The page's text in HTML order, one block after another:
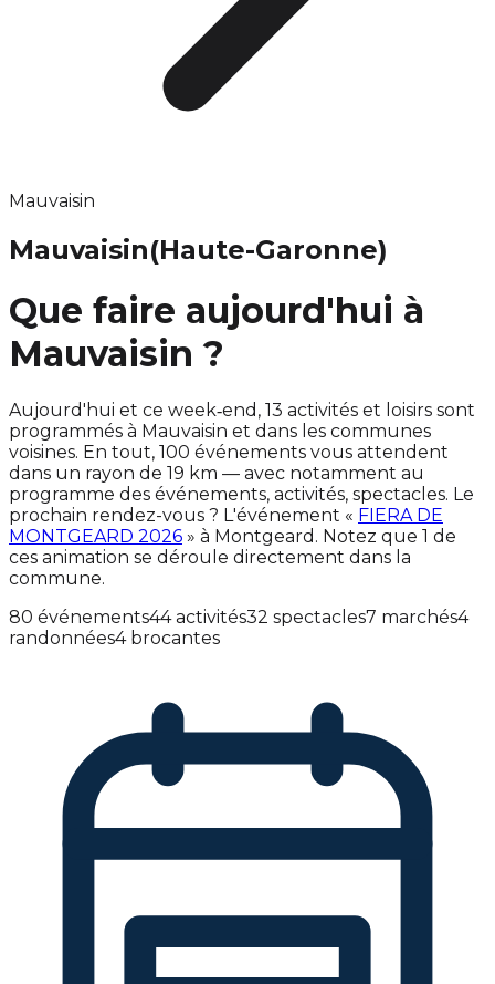
Mauvaisin
Mauvaisin(Haute-Garonne)
Que faire aujourd'hui à
Mauvaisin ?
Aujourd'hui et ce week‑end, 13 activités et loisirs sont
programmés à Mauvaisin et dans les communes
voisines. En tout, 100 événements vous attendent
dans un rayon de 19 km — avec notamment au
programme des événements, activités, spectacles. Le
prochain rendez-vous ? L'événement « FIERA DE
MONTGEARD 2026 » à Montgeard. Notez que 1 de
ces animation se déroule directement dans la
commune.
80 événements44 activités32 spectacles7 marchés4
randonnées4 brocantes